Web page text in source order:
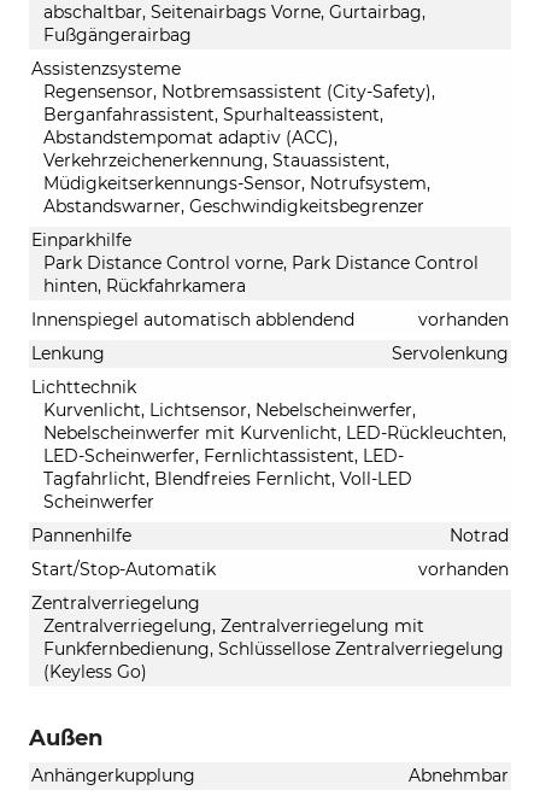
abschaltbar, Seitenairbags Vorne, Gurtairbag,
Fußgängerairbag
Assistenzsysteme
Regensensor, Notbremsassistent (City-Safety),
Berganfahrassistent, Spurhalteassistent,
Abstandstempomat adaptiv (ACC),
Verkehrzeichenerkennung, Stauassistent,
Müdigkeitserkennungs-Sensor, Notrufsystem,
Abstandswarner, Geschwindigkeitsbegrenzer
Einparkhilfe
Park Distance Control vorne, Park Distance Control
hinten, Rückfahrkamera
Innenspiegel automatisch abblendend
vorhanden
Lenkung
Servolenkung
Lichttechnik
Kurvenlicht, Lichtsensor, Nebelscheinwerfer,
Nebelscheinwerfer mit Kurvenlicht, LED-Rückleuchten,
LED-Scheinwerfer, Fernlichtassistent, LED-
Tagfahrlicht, Blendfreies Fernlicht, Voll-LED
Scheinwerfer
Pannenhilfe
Notrad
Start/Stop-Automatik
vorhanden
Zentralverriegelung
Zentralverriegelung, Zentralverriegelung mit
Funkfernbedienung, Schlüssellose Zentralverriegelung
(Keyless Go)
Außen
Anhängerkupplung
Abnehmbar